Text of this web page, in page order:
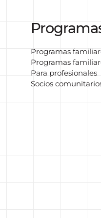
Programas
Programas
Para profesionales
Socios